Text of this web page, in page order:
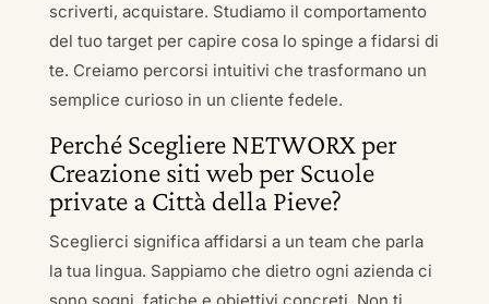
scriverti, acquistare. Studiamo il comportamento
del tuo target per capire cosa lo spinge a fidarsi di
te. Creiamo percorsi intuitivi che trasformano un
semplice curioso in un cliente fedele.
Perché Scegliere NETWORX per
Creazione siti web per Scuole
private a Città della Pieve?
Sceglierci significa affidarsi a un team che parla
la tua lingua. Sappiamo che dietro ogni azienda ci